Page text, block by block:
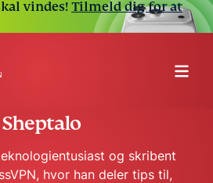
vindes!Tilmeld dig for at
og skribent
hvor han deler tips til,